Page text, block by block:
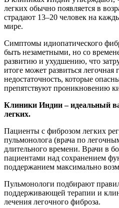
легких обычно появляется в
страдают 13–20 человек на
мире.
Симптомы идиопатического
быть незаметными, но со
развитию и ухудшению, что
итоге может развиться легочная
недостаточность, которые
препятствуют проникновению
Клиники Индии – идеальный
легких.
Пациенты с фиброзом легких
пульмонолога (врача по
длительного времени. Врачи в
пациентами над сохранением
поддержанием максимально
Пульмонологи подбирают
поддерживающей терапии и
лечения легочного фиброза.